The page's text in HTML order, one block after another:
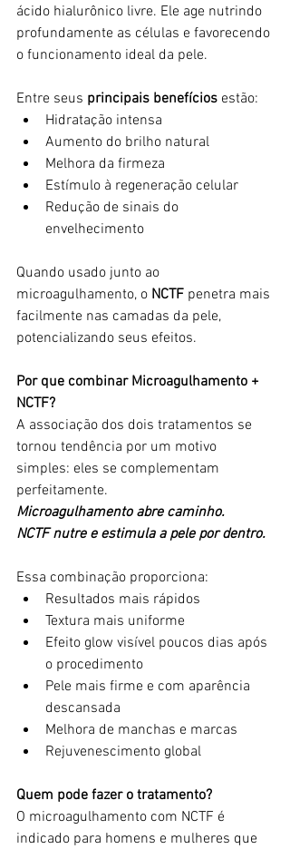
ácido hialurônico livre. Ele age nutrindo
profundamente as células e favorecendo
o funcionamento ideal da pele.
Entre seus principais benefícios estão:
Hidratação intensa
Aumento do brilho natural
Melhora da firmeza
Estímulo à regeneração celular
Redução de sinais do
envelhecimento
Quando usado junto ao
microagulhamento, o NCTF penetra mais
facilmente nas camadas da pele,
potencializando seus efeitos.
Por que combinar Microagulhamento +
NCTF?
A associação dos dois tratamentos se
tornou tendência por um motivo
simples: eles se complementam
perfeitamente.
Microagulhamento abre caminho.
NCTF nutre e estimula a pele por dentro.
Essa combinação proporciona:
Resultados mais rápidos
Textura mais uniforme
Efeito glow visível poucos dias após
o procedimento
Pele mais firme e com aparência
descansada
Melhora de manchas e marcas
Rejuvenescimento global
Quem pode fazer o tratamento?
O microagulhamento com NCTF é
indicado para homens e mulheres que